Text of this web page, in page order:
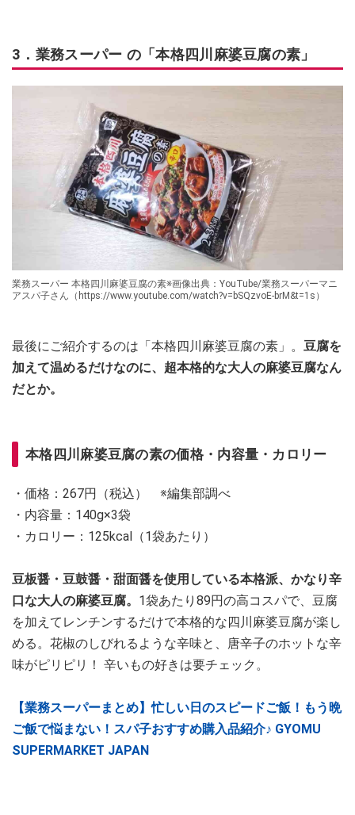
3．業務スーパー の「本格四川麻婆豆腐の素」
業務スーパー 本格四川麻婆豆腐の素※画像出典：YouTube/業務スーパーマニ
アスパ子さん（https://www.youtube.com/watch?v=bSQzvoE-brM&t=1s）
最後にご紹介するのは「本格四川麻婆豆腐の素」。 豆腐を
加えて温めるだけなのに、超本格的な大人の麻婆豆腐なん
だとか。
本格四川麻婆豆腐の素の価格・内容量・カロリー
・価格：267円（税込） ※編集部調べ
・内容量：140g×3袋
・カロリー：125kcal（1袋あたり）
豆板醤・豆鼓醤・甜面醤を使用している本格派、かなり辛
口な大人の麻婆豆腐。 1袋あたり89円の高コスパで、豆腐
を加えてレンチンするだけで本格的な四川麻婆豆腐が楽し
める。花椒のしびれるような辛味と、唐辛子のホットな辛
味がピリピリ！ 辛いもの好きは要チェック。
【業務スーパーまとめ】忙しい日のスピードご飯！もう晩
ご飯で悩まない！スパ子おすすめ購入品紹介♪ GYOMU
SUPERMARKET JAPAN